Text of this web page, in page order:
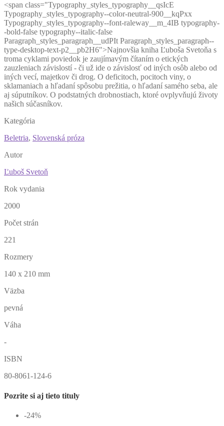
<span class="Typography_styles_typography__qsIcE
Typography_styles_typography--color-neutral-900__kqPxx
Typography_styles_typography--font-raleway__m_4IB typography-
-bold-false typography--italic-false
Paragraph_styles_paragraph__udPIt Paragraph_styles_paragraph--
type-desktop-text-p2__pb2H6">Najnovšia kniha Ľuboša Svetoňa s
troma cyklami poviedok je zaujímavým čítaním o etických
zauzleniach závislostí - či už ide o závislosť od iných osôb alebo od
iných vecí, majetkov či drog. O deficitoch, pocitoch viny, o
sklamaniach a hľadaní spôsobu prežitia, o hľadaní samého seba, ale
aj súputníkov. O podstatných drobnostiach, ktoré ovplyvňujú životy
našich súčasníkov.
Kategória
Beletria, Slovenská próza
Autor
Ľuboš Svetoň
Rok vydania
2000
Počet strán
221
Rozmery
140 x 210 mm
Väzba
pevná
Váha
-
ISBN
80-8061-124-6
Pozrite si aj tieto tituly
-24%